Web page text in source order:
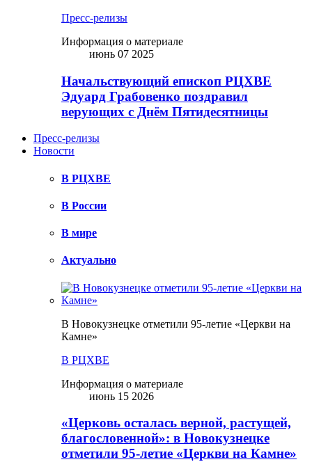
Пресс-релизы
Информация о материале
июнь 07 2025
Начальствующий епископ РЦХВЕ
Эдуард Грабовенко поздравил
верующих с Днём Пятидесятницы
Пресс-релизы
Новости
В РЦХВЕ
В России
В мире
Актуально
В Новокузнецке отметили 95-летие «Церкви на
Камне»
В РЦХВЕ
Информация о материале
июнь 15 2026
«Церковь осталась верной, растущей,
благословенной»: в Новокузнецке
отметили 95-летие «Церкви на Камне»